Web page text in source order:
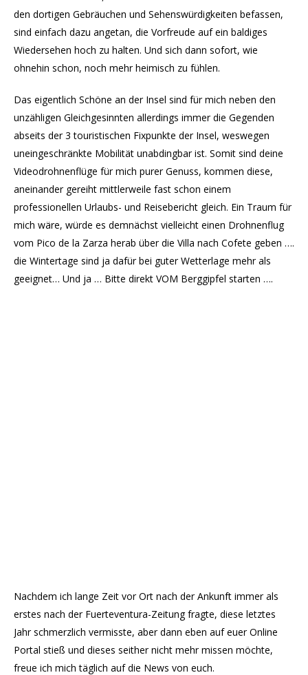
den dortigen Gebräuchen und Sehenswürdigkeiten befassen,
sind einfach dazu angetan, die Vorfreude auf ein baldiges
Wiedersehen hoch zu halten. Und sich dann sofort, wie
ohnehin schon, noch mehr heimisch zu fühlen.
Das eigentlich Schöne an der Insel sind für mich neben den
unzähligen Gleichgesinnten allerdings immer die Gegenden
abseits der 3 touristischen Fixpunkte der Insel, weswegen
uneingeschränkte Mobilität unabdingbar ist. Somit sind deine
Videodrohnenflüge für mich purer Genuss, kommen diese,
aneinander gereiht mittlerweile fast schon einem
professionellen Urlaubs- und Reisebericht gleich. Ein Traum für
mich wäre, würde es demnächst vielleicht einen Drohnenflug
vom Pico de la Zarza herab über die Villa nach Cofete geben ….
die Wintertage sind ja dafür bei guter Wetterlage mehr als
geeignet… Und ja … Bitte direkt VOM Berggipfel starten ….
Nachdem ich lange Zeit vor Ort nach der Ankunft immer als
erstes nach der Fuerteventura-Zeitung fragte, diese letztes
Jahr schmerzlich vermisste, aber dann eben auf euer Online
Portal stieß und dieses seither nicht mehr missen möchte,
freue ich mich täglich auf die News von euch.